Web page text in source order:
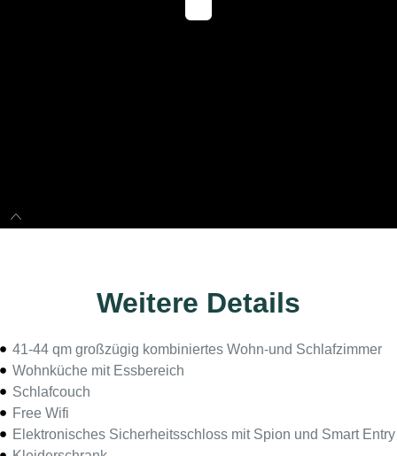
Weitere Details
41-44 qm großzügig kombiniertes Wohn-und Schlafzimmer
Wohnküche mit Essbereich
Schlafcouch
Free Wifi
Elektronisches Sicherheitsschloss mit Spion und Smart Entry